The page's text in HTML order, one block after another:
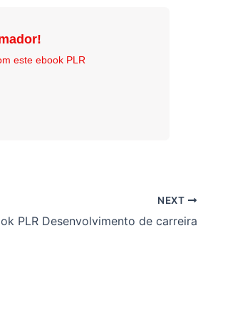
este ebook PLR
NEXT
PLR Desenvolvimento de carreira